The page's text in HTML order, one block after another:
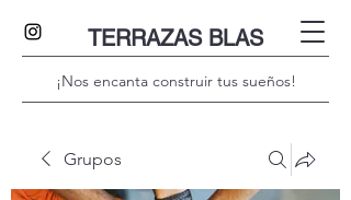
TERRAZAS BLAS
¡Nos encanta construir tus sueños!
Grupos